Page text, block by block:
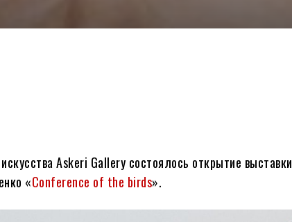
Askeri Gallery состоялось открытие выставки
«Conference of the birds».